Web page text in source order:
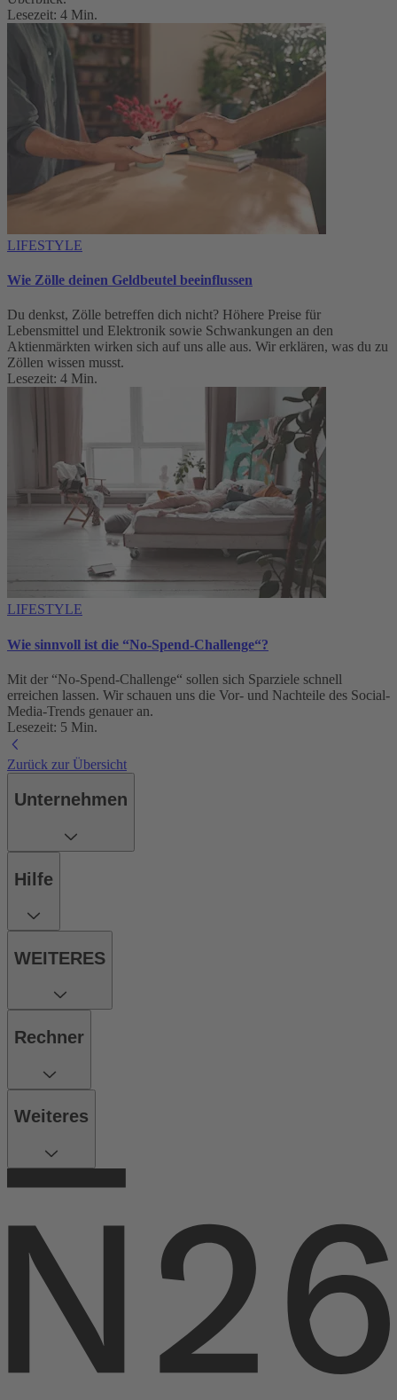
Lesezeit: 4 Min.
LIFESTYLE
Wie Zölle deinen Geldbeutel beeinflussen
Du denkst, Zölle betreffen dich nicht? Höhere Preise für
Lebensmittel und Elektronik sowie Schwankungen an den
Aktienmärkten wirken sich auf uns alle aus. Wir erklären, was du zu
Zöllen wissen musst.
Lesezeit: 4 Min.
LIFESTYLE
Wie sinnvoll ist die “No-Spend-Challenge“?
Mit der “No-Spend-Challenge“ sollen sich Sparziele schnell
erreichen lassen. Wir schauen uns die Vor- und Nachteile des Social-
Media-Trends genauer an.
Lesezeit: 5 Min.
Zurück zur Übersicht
Unternehmen
Hilfe
WEITERES
Rechner
Weiteres